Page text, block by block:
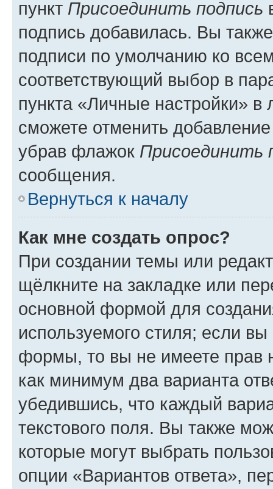
пункт Присоединить подпись
подпись добавилась. Вы
подписи по умолчанию ко
соответствующий выбор в
пункта «Личные настройки»
сможете отменить
убрав флажок Присоединить
сообщения.
Вернуться к началу
Как мне создать опрос?
При создании темы или
щёлкните на закладке или
основной формой для
используемого стиля; если
формы, то вы не имеете прав
как минимум два варианта
убедившись, что каждый
текстового поля. Вы также
которые могут выбрать
опции «Вариантов ответа»,